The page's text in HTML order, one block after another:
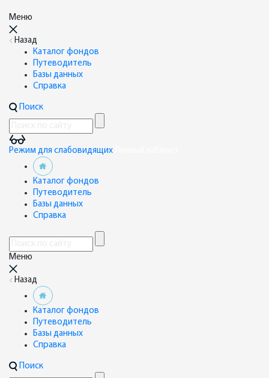
Меню
Назад
Каталог фондов
Путеводитель
Базы данных
Справка
Поиск
Режим для слабовидящих
Каталог фондов
Путеводитель
Базы данных
Справка
Меню
Назад
Каталог фондов
Путеводитель
Базы данных
Справка
Поиск